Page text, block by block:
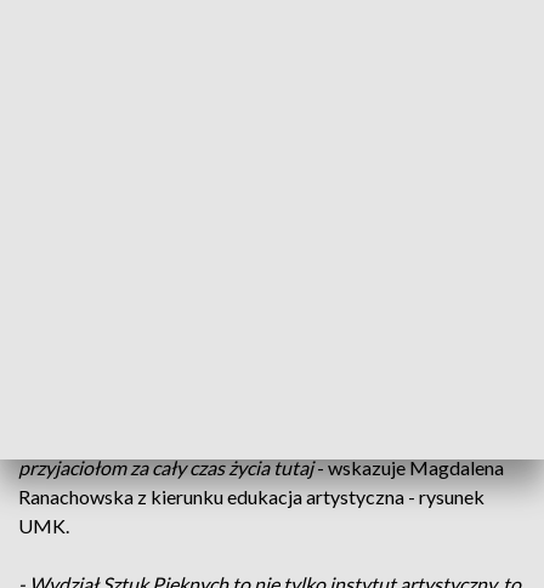
przyjaciołom za cały czas życia tutaj- wskazuje Magdalena
Ranachowska z kierunku edukacja artystyczna - rysunek
UMK.